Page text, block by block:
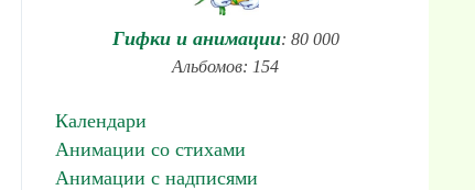
Гифки и анимации: 80 000
Альбомов: 154
Календари
Анимации со стихами
Анимации с надписями